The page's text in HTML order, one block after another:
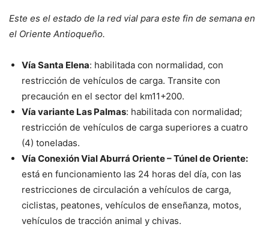
Este es el estado de la red vial para este fin de semana en
el Oriente Antioqueño.
Vía Santa Elena: habilitada con normalidad, con
restricción de vehículos de carga. Transite con
precaución en el sector del km11+200.
Vía variante Las Palmas: habilitada con normalidad;
restricción de vehículos de carga superiores a cuatro
(4) toneladas.
Vía Conexión Vial Aburrá Oriente – Túnel de Oriente:
está en funcionamiento las 24 horas del día, con las
restricciones de circulación a vehículos de carga,
ciclistas, peatones, vehículos de enseñanza, motos,
vehículos de tracción animal y chivas.